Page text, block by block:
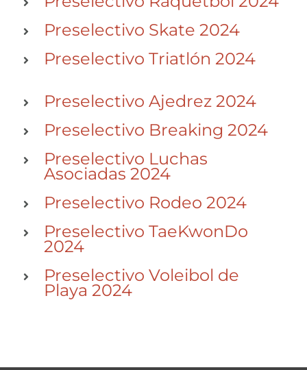
Normativa Interna
Programas
Comité de Ética
Comité de Igualdad
Sala de Prensa
Directorio
Preselectivo Skate 2024
Preselectivo Triatlón 2024
Preselectivo Ajedrez 2024
Preselectivo Breaking 2024
Preselectivo Luchas
Asociadas 2024
Preselectivo Rodeo 2024
Preselectivo TaeKwonDo
2024
Preselectivo Voleibol de
Playa 2024